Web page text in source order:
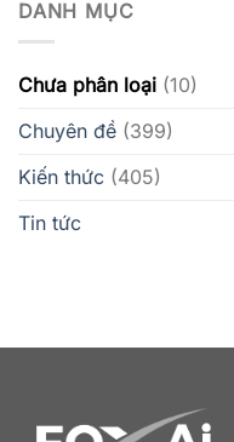
DANH MỤC
Chưa phân loại (10)
Chuyên đề (399)
Kiến thức (405)
Tin tức